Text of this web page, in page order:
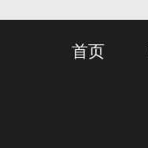
首页